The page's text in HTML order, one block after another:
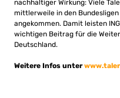
nachhaltiger Wirkung: Viele
mittlerweile in den
angekommen. Damit leisten
wichtigen Beitrag für die
Deutschland.
Weitere Infos unter